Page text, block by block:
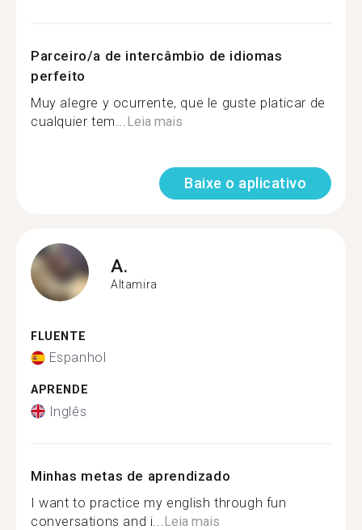
Parceiro/a de intercâmbio de idiomas
perfeito
Muy alegre y ocurrente, que le guste platicar de
cualquier tem... Leia mais
Baixe o aplicativo
A.
Altamira
FLUENTE
Espanhol
APRENDE
Inglês
Minhas metas de aprendizado
I want to practice my english through fun
conversations and i... Leia mais